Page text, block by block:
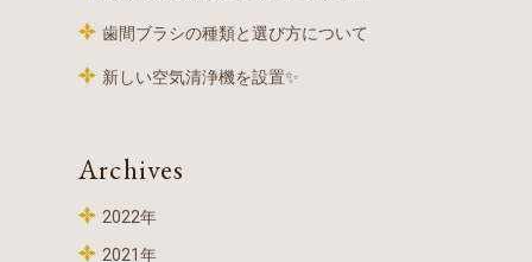
歯間ブラシの種類と選び方について
新しい空気清浄機を設置✨
Archives
2022年
2021年